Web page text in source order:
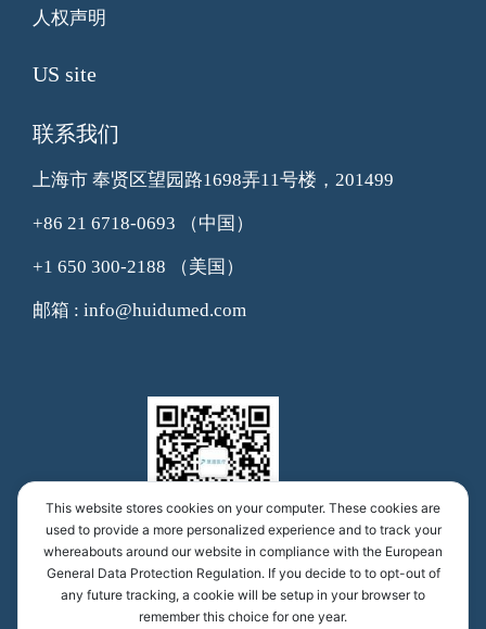
人权声明
US site
联系我们
上海市 奉贤区望园路1698弄11号楼，201499
+86 21 6718-0693 （中国）
+1 650 300-2188 （美国）
邮箱 : info@huidumed.com
This website stores cookies on your computer. These cookies are
used to provide a more personalized experience and to track your
whereabouts around our website in compliance with the European
General Data Protection Regulation. If you decide to to opt-out of
any future tracking, a cookie will be setup in your browser to
remember this choice for one year.